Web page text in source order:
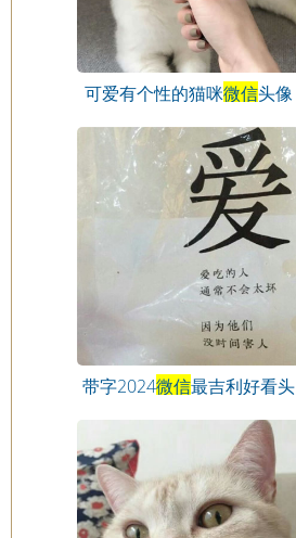
可爱有个性的猫咪微信头像
带字2024微信最吉利好看头